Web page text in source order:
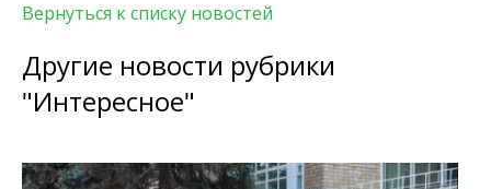
Вернуться к списку новостей
Другие новости рубрики
"Интересное"